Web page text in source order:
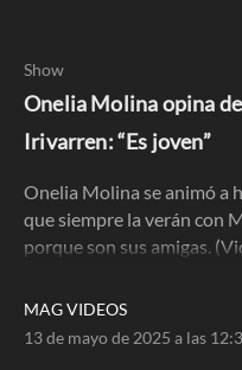
Show
Onelia Molina opina
Irivarren: “Es joven”
Onelia Molina se animó a
que siempre la verán con
porque son sus amigas.
MAG VIDEOS
13 de mayo de 2025 a las